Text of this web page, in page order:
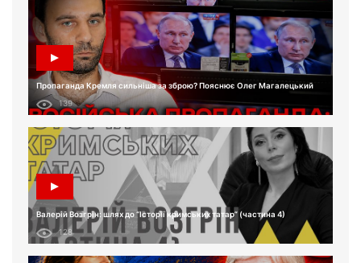
Пропаганда Кремля сильніша за зброю? Пояснює Олег Магалецький
139
Валерій Возгрін: шлях до “Історії кримських татар” (частина 4)
128